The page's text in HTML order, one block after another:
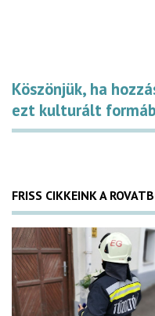
Köszönjük, ha
ezt kulturált
FRISS CIKKEINK A